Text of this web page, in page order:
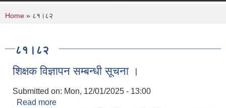
You are here
Home » ८१।८२
८१।८२
शिक्षक विज्ञापन सम्बन्धी सूचना ।
Submitted on: Mon, 12/01/2025 - 13:00
Read more